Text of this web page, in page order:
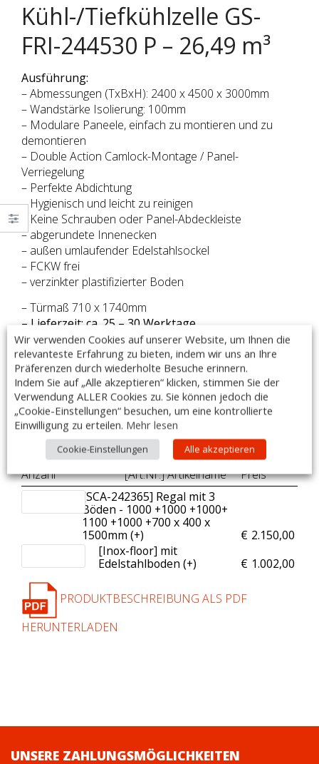
Kühl-/Tiefkühlzelle GS-
FRI-244530 P – 26,49 m³
Ausführung:
– Abmessungen (TxBxH): 2400 x 4500 x 3000mm
– Wandstärke Isolierung: 100mm
– Modulare Paneele, einfach zu montieren und zu
demontieren
– Double Action Camlock-Montage / Panel-
Verriegelung
– Perfekte Abdichtung
– Hygienisch und leicht zu reinigen
– Keine Schrauben oder Panel-Abdeckleiste
– abgerundete Innenecken
– außen umlaufender Edelstahlsockel
– FCKW frei
– verzinkter plastifizierter Boden
– Türmaß 710 x 1740mm
– Lieferzeit: ca. 25 – 30 Werktage
– Made in Italy
Optional auch ohne Boden auf Anfrage lieferbar.
youtube-video: Zellenaufbau – https://www.youtube.com/watch?
v=lFWBYt6Ivgo&t=10s
Passende Kühl- und Tiefkühlaggregate auf
Anfrage!
Zubehör:
Anzahl
[Art.Nr.] Artikelname
Preis
[SCA-242365] Regal mit 3
Böden - 1000 +1000 +1000+
1100 +1000 +700 x 400 x
1500mm (+
€ 2.150,00
)
[Inox-floor] mit
Edelstahlboden (+
€ 1.002,00
)
PRODUKTBESCHREIBUNG ALS PDF
HERUNTERLADEN
UNSERE ZAHLUNGSMÖGLICHKEITEN
Wir verwenden Cookies auf unserer Website, um Ihnen die
relevanteste Erfahrung zu bieten, indem wir uns an Ihre
Präferenzen durch wiederholte Besuche erinnern.
Indem Sie auf „Alle akzeptieren“ klicken, stimmen Sie der
Verwendung ALLER Cookies zu. Sie können jedoch die
„Cookie-Einstellungen“ besuchen, um eine kontrollierte
Einwilligung zu erteilen. Mehr lesen
Cookie-Einstellungen Alle akzeptieren